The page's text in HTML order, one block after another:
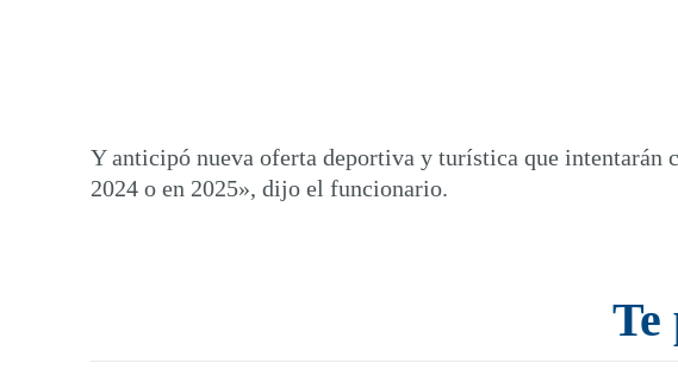
Y anticipó nueva oferta deportiva y turística que intentarán
2024 o en 2025», dijo el funcionario.
Te